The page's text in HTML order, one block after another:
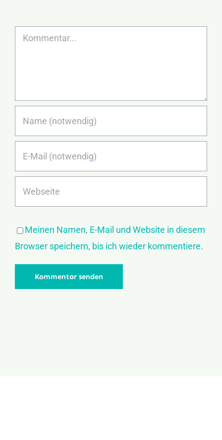
Kommentar
Meinen Namen, E-Mail und Website in diesem
Browser speichern, bis ich wieder kommentiere.